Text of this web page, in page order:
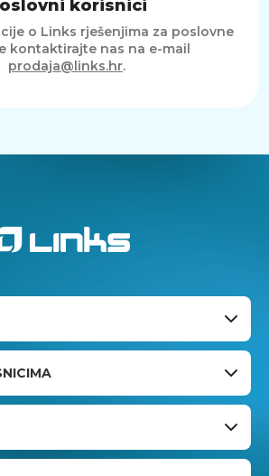
korisnici
o Links rješenjima za poslovne
kontaktirajte nas na e-mail
prodaja@links.hr.